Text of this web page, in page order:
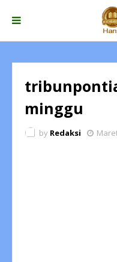
minggu
by Redaksi